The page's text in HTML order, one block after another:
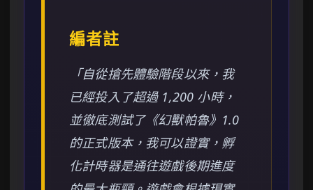
編者註
「自從搶先體驗階段以來，我
已經投入了超過 1,200 小時，
並徹底測試了《幻獸帕魯》1.0
的正式版本，我可以證實，孵
化計時器是通往遊戲後期進度